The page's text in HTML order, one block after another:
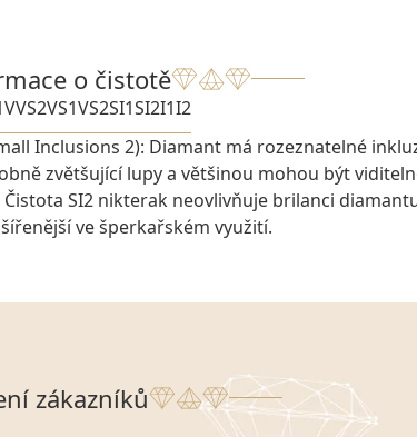
o čistotě
VVS2VS1VS2SI1SI2I1I2
Inclusions 2): Diamant má rozeznatelné
zvětšující lupy a většinou mohou být
Čistota SI2 nikterak neovlivňuje brilanci
ve šperkařském využití.
zákazníků